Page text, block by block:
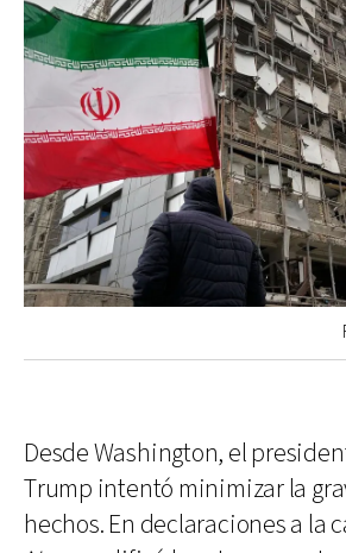
Desde Washington, el
Trump intentó minimizar la
hechos. En declaraciones a la